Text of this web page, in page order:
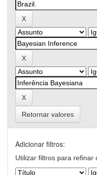
Retornar valores
Adicionar filtros:
Utilizar filtros para refinar